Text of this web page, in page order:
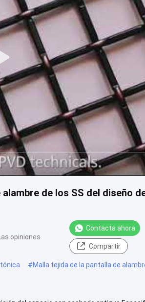
de los SS del diseño
opiniones
Contacta ahora
Compartir
#Malla tejida de la pantalla de